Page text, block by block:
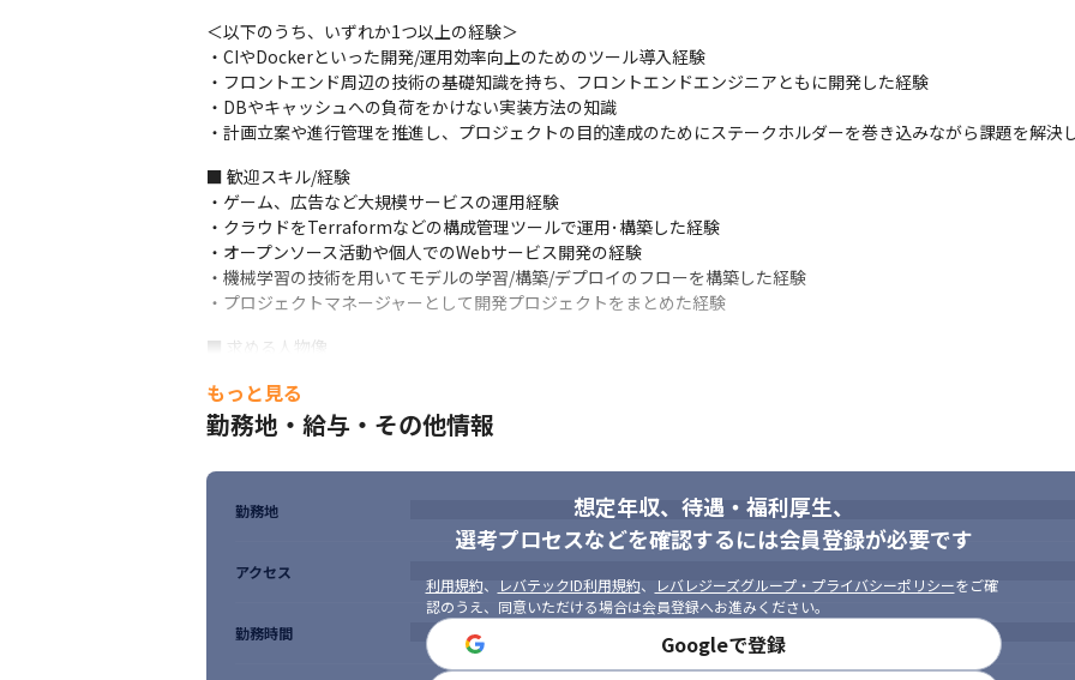
＜以下のうち、いずれか1つ以上の経験＞
・CIやDockerといった開発/運用効率向上のためのツール導入経験
・フロントエンド周辺の技術の基礎知識を持ち、フロントエンドエンジニアともに開発した経験
・DBやキャッシュへの負荷をかけない実装方法の知識
・計画立案や進行管理を推進し、プロジェクトの目的達成のためにステークホルダーを巻き込みながら課題を解決
■ 歓迎スキル/経験
・ゲーム、広告など大規模サービスの運用経験
・クラウドをTerraformなどの構成管理ツールで運用･構築した経験
・オープンソース活動や個人でのWebサービス開発の経験
・機械学習の技術を用いてモデルの学習/構築/デプロイのフローを構築した経験
・プロジェクトマネージャーとして開発プロジェクトをまとめた経験
■ 求める人物像
・当社のミッションに共感し、ミッションの成功に対して強い意志で臨める方
・過去の経験にとらわれる事なく、新しい技術やWebサービスに対して高い感度をもち、技術の面からプロダクト
・中長期の運用負荷や拡張性を考慮してシステム的に優れた設計や仕組みを考えられる方
・解決されるべき複雑な課題に対して積極的にオーナーシップを発揮し、楽しんで物事を前に進めていくマインドを
もっと見る
勤務地・給与・その他情報
想定年収、待遇・福利厚生、
選考プロセスなどを確認するには会員登録が必要です
利用規約、 レバテックID利用規約、 レバレジーズグループ・プライバシーポリシーをご確
認のうえ、同意いただける場合は会員登録へお進みください。
Googleで登録
勤務地
アクセス
勤務時間